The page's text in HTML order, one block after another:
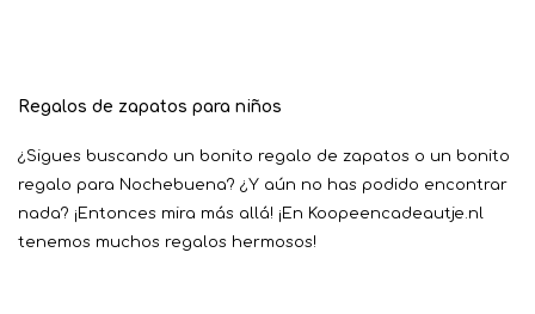
Regalos de zapatos para niños
¿Sigues buscando un bonito regalo de zapatos o un bonito
regalo para Nochebuena? ¿Y aún no has podido encontrar
nada? ¡Entonces mira más allá! ¡En Koopeencadeautje.nl
tenemos muchos regalos hermosos!